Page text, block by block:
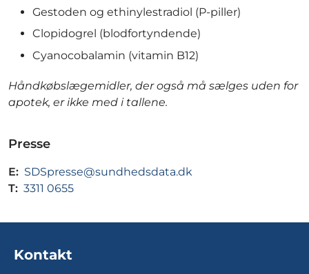
Gestoden og ethinylestradiol (P-piller)
Clopidogrel (blodfortyndende)
Cyanocobalamin (vitamin B12)
Håndkøbslægemidler, der også må sælges uden for
apotek, er ikke med i tallene.
Presse
E: SDSpresse@sundhedsdata.dk
T: 3311 0655
Kontakt